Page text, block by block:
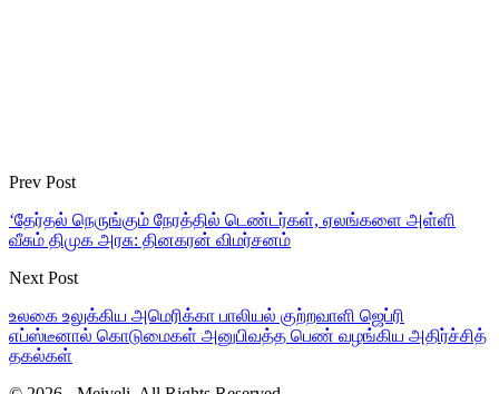
Prev Post
‘தேர்தல் நெருங்கும் நேரத்தில் டெண்டர்கள், ஏலங்களை அள்ளி
வீசும் திமுக அரசு: தினகரன் விமர்சனம்
Next Post
உலகை உலுக்கிய அமெரிக்கா பாலியல் குற்றவாளி ஜெப்ரி
எப்ஸ்டீனால் கொடுமைகள் அனுபிவத்த பெண் வழங்கிய அதிர்ச்சித்
தகல்கள்